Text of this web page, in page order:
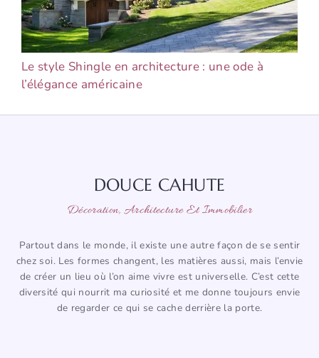
Le style Shingle en architecture : une ode à
l’élégance américaine
DOUCE CAHUTE
Décoration, Architecture Et Immobilier
Partout dans le monde, il existe une autre façon de se sentir
chez soi. Les formes changent, les matières aussi, mais l’envie
de créer un lieu où l’on aime vivre est universelle. C’est cette
diversité qui nourrit ma curiosité et me donne toujours envie
de regarder ce qui se cache derrière la porte.